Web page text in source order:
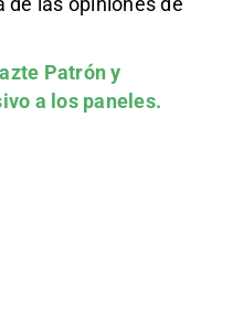
Patróny
a los paneles.